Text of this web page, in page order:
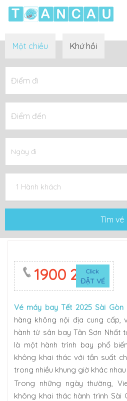
Một chiều Khứ hồi
1 Hành khách
Tìm vé
1900 2623
Click
ĐẶT VÉ
Vé máy bay Tết 2025 Sài Gòn
hàng không nội địa cung cấp,
hành từ sân bay Tân Sơn Nhất
là một hành trình bay phổ
không khai thác với tần suất
trong nhiều khung giờ khác
Trong những ngày thường,
không khai thác hành trình Sài